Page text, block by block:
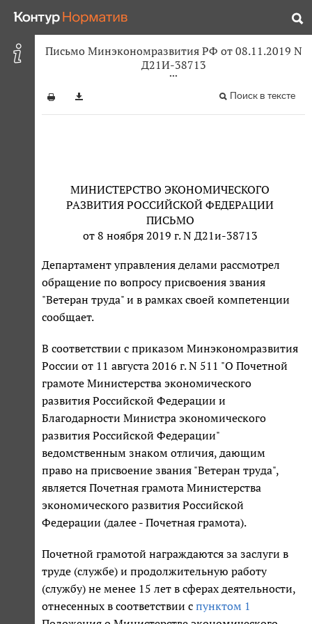
Письмо Минэкономразвития РФ от 08.11.2019 N
Д21И-38713
Поиск в тексте
МИНИСТЕРСТВО ЭКОНОМИЧЕСКОГО
РАЗВИТИЯ РОССИЙСКОЙ ФЕДЕРАЦИИ
ПИСЬМО
от 8 ноября 2019 г. N Д21и-38713
Департамент управления делами рассмотрел
обращение по вопросу присвоения звания
"Ветеран труда" и в рамках своей компетенции
сообщает.
В соответствии с приказом Минэкономразвития
России от 11 августа 2016 г. N 511 "О Почетной
грамоте Министерства экономического
развития Российской Федерации и
Благодарности Министра экономического
развития Российской Федерации"
ведомственным знаком отличия, дающим
право на присвоение звания "Ветеран труда",
является Почетная грамота Министерства
экономического развития Российской
Федерации (далее - Почетная грамота).
Почетной грамотой награждаются за заслуги в
труде (службе) и продолжительную работу
(службу) не менее 15 лет в сферах деятельности,
отнесенных в соответствии с пунктом 1